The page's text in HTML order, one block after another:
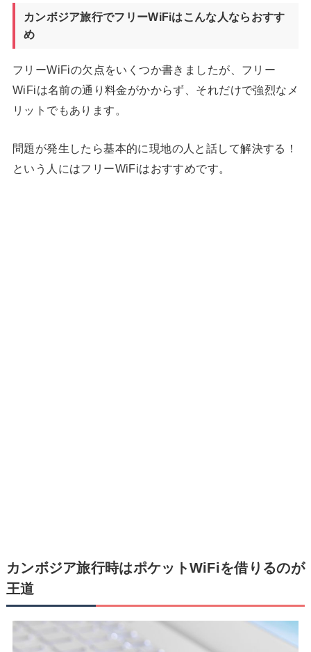
カンボジア旅行でフリーWiFiはこんな人ならおすす
め
フリーWiFiの欠点をいくつか書きましたが、フリー
WiFiは名前の通り料金がかからず、それだけで強烈なメ
リットでもあります。
問題が発生したら基本的に現地の人と話して解決する！
という人にはフリーWiFiはおすすめです。
カンボジア旅行時はポケットWiFiを借りるのが
王道